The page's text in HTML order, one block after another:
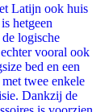
Latijn ook huis
hetgeen
logische
vooral ook
bed en een
twee enkele
Dankzij de